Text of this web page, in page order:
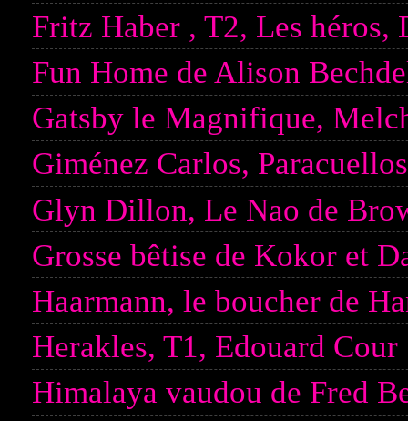
Fritz Haber , T2, Les héros,
Fun Home de Alison
Gatsby le Magnifique,
Giménez Carlos, Paracuellos
Glyn Dillon, Le Nao de
Grosse bêtise de Kokor et
Haarmann, le boucher de
Herakles, T1, Edouard Cour
Himalaya vaudou de Fred